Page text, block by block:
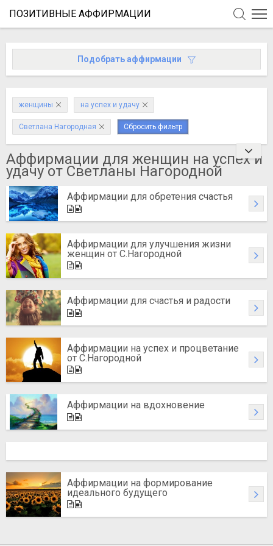
ПОЗИТИВНЫЕ АФФИРМАЦИИ
Подобрать аффирмации
женщины на успех и удачу
Светлана Нагородная Сбросить фильтр
Аффирмации для женщин на успех и
удачу от Светланы Нагородной
Аффирмации для обретения счастья
Аффирмации для улучшения жизни
женщин от С.Нагородной
Аффирмации для счастья и радости
Аффирмации на успех и процветание
от С.Нагородной
Аффирмации на вдохновение
Аффирмации на формирование
идеального будущего